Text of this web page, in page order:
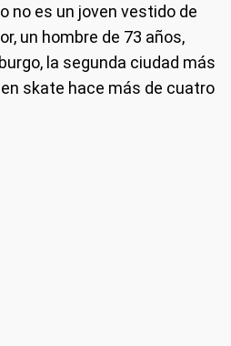
no es un joven vestido de
un hombre de 73 años,
la segunda ciudad más
skate hace más de cuatro